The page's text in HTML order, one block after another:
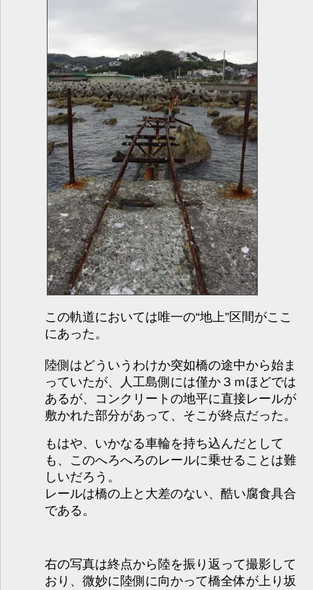
この軌道においては唯一の“地上”区間がここ
にあった。
陸側はどういうわけか突如橋の途中から始ま
っていたが、人工島側には僅か３ｍほどでは
あるが、コンクリートの地平に直接レールが
敷かれた部分があって、そこが終点だった。
もはや、いかなる車輪を持ち込んだとして
も、このへろへろのレールに乗せることは難
しいだろう。
レールは橋の上と大差のない、酷い腐食具合
である。
右の写真は終点から陸を振り返って撮影して
おり、微妙に陸側に向かって橋全体が上り坂